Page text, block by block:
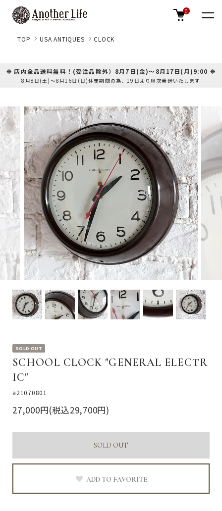
0
TOP USA ANTIQUES CLOCK
❊ 店内全品送料無料！(受注品除外）8月7日(金)～8月17日(月)9:00 ❊
8月8日(土)～8月16日(日)休業期間の為、19日より順次発送いたします
SOLD OUT
SCHOOL CLOCK "GENERAL ELECTR
IC"
a21070801
27,000円(税込29,700円)
SOLD OUT
ADD TO FAVORITE